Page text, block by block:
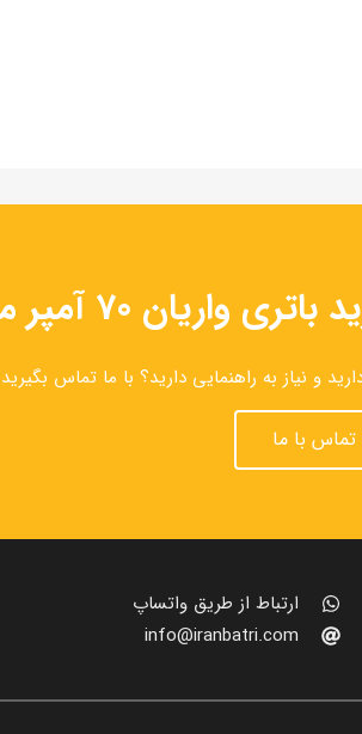
70 آمپر معکوس
و نیاز به راهنمایی دارید؟ با ما تماس بگیرید
تماس با ما
ارتباط از طریق واتساپ
info@iranbatri.com